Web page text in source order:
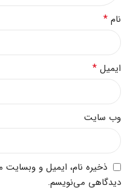
نام *
ایمیل *
وب‌ سایت
ذخیره نام، ایمیل و وبسایت
دیدگاهی می‌نویسم.